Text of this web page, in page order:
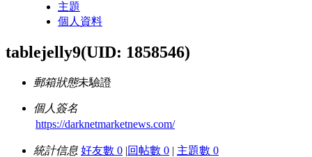
主題
個人資料
tablejelly9(UID: 1858546)
郵箱狀態未驗證
個人簽名
https://darknetmarketnews.com/
統計信息 好友數 0 |回帖數 0 | 主題數 0